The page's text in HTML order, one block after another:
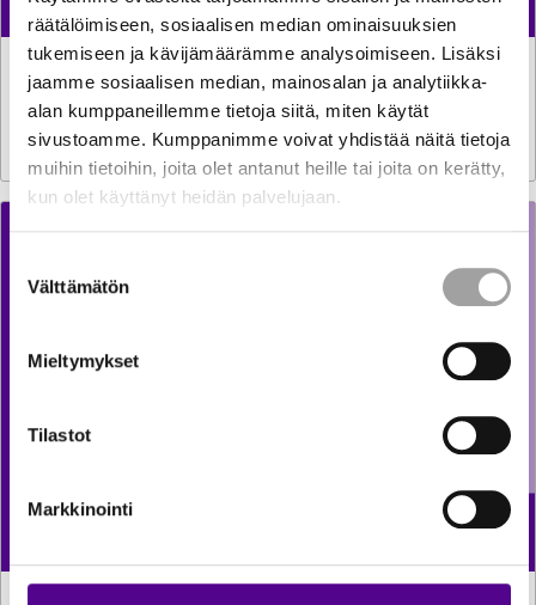
räätälöimiseen, sosiaalisen median ominaisuuksien
tukemiseen ja kävijämäärämme analysoimiseen. Lisäksi
jaamme sosiaalisen median, mainosalan ja analytiikka-
alan kumppaneillemme tietoja siitä, miten käytät
sivustoamme. Kumppanimme voivat yhdistää näitä tietoja
muihin tietoihin, joita olet antanut heille tai joita on kerätty,
kun olet käyttänyt heidän palvelujaan.
valinta
Välttämätön
Mieltymykset
Tilastot
Markkinointi
6.8.2026
Luonnos hallituksen esitykseksi vetymarkkinalaiksi ja
eräiksi siihen liittyviksi laeiksi